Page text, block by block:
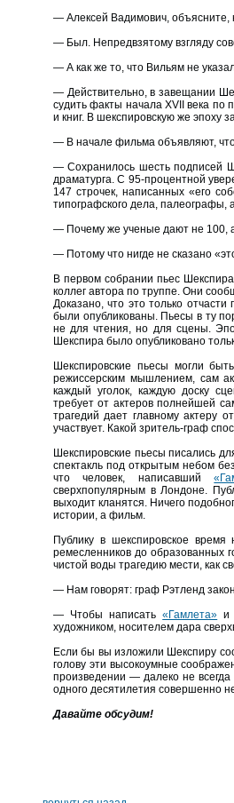
— Алексей Вадимович,
— Был. Непредвзятому взгляду
— А как же то, что Вильям не
— Действительно, в завещании
судить факты начала XVII века по
и книг. В шекспировскую же
— В начале фильма объявляют,
— Сохранилось шесть подписей
драматурга. С 95-процентной
147 строчек, написанных «его
типографского дела, палеографы,
— Почему же ученые дают не 100,
— Потому что нигде не сказано
В первом собрании пьес
коллег автора по труппе. Они
Доказано, что это только
были опубликованы. Пьесы в ту
не для чтения, но для сцены.
Шекспира было опубликовано
Шекспировские пьесы могли
режиссерским мышлением, сам
каждый уголок, каждую доску
требует от актеров полнейшей
трагедий дает главному актеру
участвует. Какой зритель-граф
Шекспировские пьесы писались
спектакль под открытым небом
что человек, написавший
сверхпопулярным в Лондоне.
выходит кланятся. Ничего
истории, а фильм.
Публику в шекспировское
ремесленников до образованных
чистой воды трагедию мести, как
— Нам говорят: граф Рэтленд
— Чтобы написать«Гамлета»
художником, носителем дара
Если бы вы изложили Шекспиру
голову эти высокоумные
произведении — далеко не
одного десятилетия совершенно
Давайте обсудим!